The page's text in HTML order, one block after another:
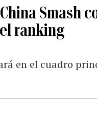
Smash
ranking
en el cuadro